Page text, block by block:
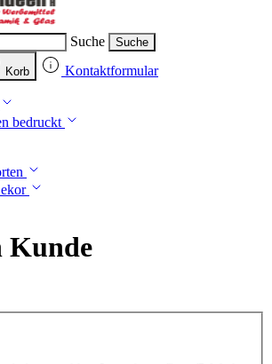
Suche Suche
Korb Kontaktformular
bedruckt
Kunde